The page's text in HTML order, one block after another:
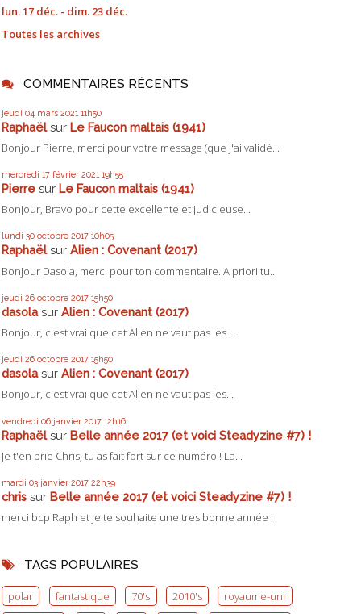
lun. 17 déc. - dim. 23 déc.
Toutes les archives
COMMENTAIRES RÉCENTS
jeudi 04 mars 2021 11h50
Raphaëlsur Le Faucon maltais (1941)
Bonjour Pierre, merci pour votre message (que j'ai validé...
mercredi 17 février 2021 19h55
Pierre sur Le Faucon maltais (1941)
Bonjour, Bravo pour cette excellente et judicieuse...
lundi 30 octobre 2017 10h05
Raphaëlsur Alien : Covenant (2017)
Bonjour Dasola, merci pour ton commentaire. A priori tu...
jeudi 26 octobre 2017 15h50
dasolasur Alien : Covenant (2017)
Bonjour, c'est vrai que cet Alien ne vaut pas les...
jeudi 26 octobre 2017 15h50
dasolasur Alien : Covenant (2017)
Bonjour, c'est vrai que cet Alien ne vaut pas les...
vendredi 06 janvier 2017 12h16
Raphaëlsur Belle année 2017 (et voici Steadyzine #7) !
Je t'en prie Chris, tu as fait fort sur ce numéro ! La...
mardi 03 janvier 2017 22h39
chris sur Belle année 2017 (et voici Steadyzine #7) !
merci bcp Raph et je te souhaite une tres bonne année !
TAGS POPULAIRES
polar fantastique 70's 2010's
royaume-uni